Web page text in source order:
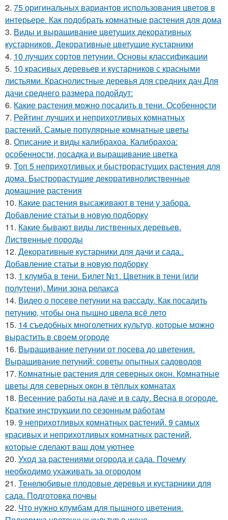
2. 75 оригинальных вариантов использования цветов в
интерьере. Как подобрать комнатные растения для дома
3. Виды и выращивание цветущих декоративных
кустарников. Декоративные цветущие кустарники
4. 10 лучших сортов петунии. Основы классификации
5. 10 красивых деревьев и кустарников с красными
листьями. Краснолистные деревья для средних дач Для
дачи среднего размера подойдут:
6. Какие растения можно посадить в тени. Особенности
7. Рейтинг лучших и неприхотливых комнатных
растений. Самые популярные комнатные цветы
8. Описание и виды калибрахоа. Калибрахоа:
особенности, посадка и выращивание цветка
9. Топ 5 неприхотливых и быстрорастущих растения для
дома. Быстрорастущие декоративнолиственные
домашние растения
10. Какие растения высаживают в тени у забора.
Добавление статьи в новую подборку
11. Какие бывают виды лиственных деревьев.
Лиственные породы
12. Декоративные кустарники для дачи и сада..
Добавление статьи в новую подборку
13. 1 клумба в тени. Билет №1. Цветник в тени (или
полутени). Мини зона релакса
14. Видео о посеве петунии на рассаду. Как посадить
петунию, чтобы она пышно цвела всё лето
15. 14 съедобных многолетних культур, которые можно
вырастить в своем огороде
16. Выращивание петунии от посева до цветения.
Выращивание петуний: советы опытных садоводов
17. Комнатные растения для северных окон. Комнатные
цветы для северных окон в тёплых комнатах
18. Весенние работы на даче и в саду. Весна в огороде.
Краткие инструкции по сезонным работам
19. 9 неприхотливых комнатных растений. 9 самых
красивых и неприхотливых комнатных растений,
которые сделают ваш дом уютнее
20. Уход за растениями огорода и сада. Почему
необходимо ухаживать за огородом
21. Тенелюбивые плодовые деревья и кустарники для
сада. Подготовка почвы
22. Что нужно клумбам для пышного цветения.